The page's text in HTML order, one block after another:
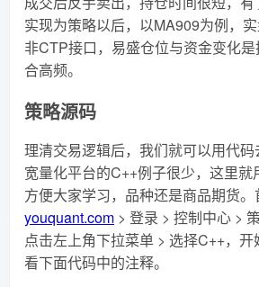
实现为策略以后，以MA909为例，
非CTP接口，易盛仓位与资金变化
合高频。
策略源码
理清交易逻辑后，我们就可以用代
宽量化平台的C++例子很少，这里就
方便大家学习，品种还是商品期货。
youquant.com > 登录 > 控制中心 >
点击左上角下拉菜单 > 选择C++，
看下面代码中的注释。